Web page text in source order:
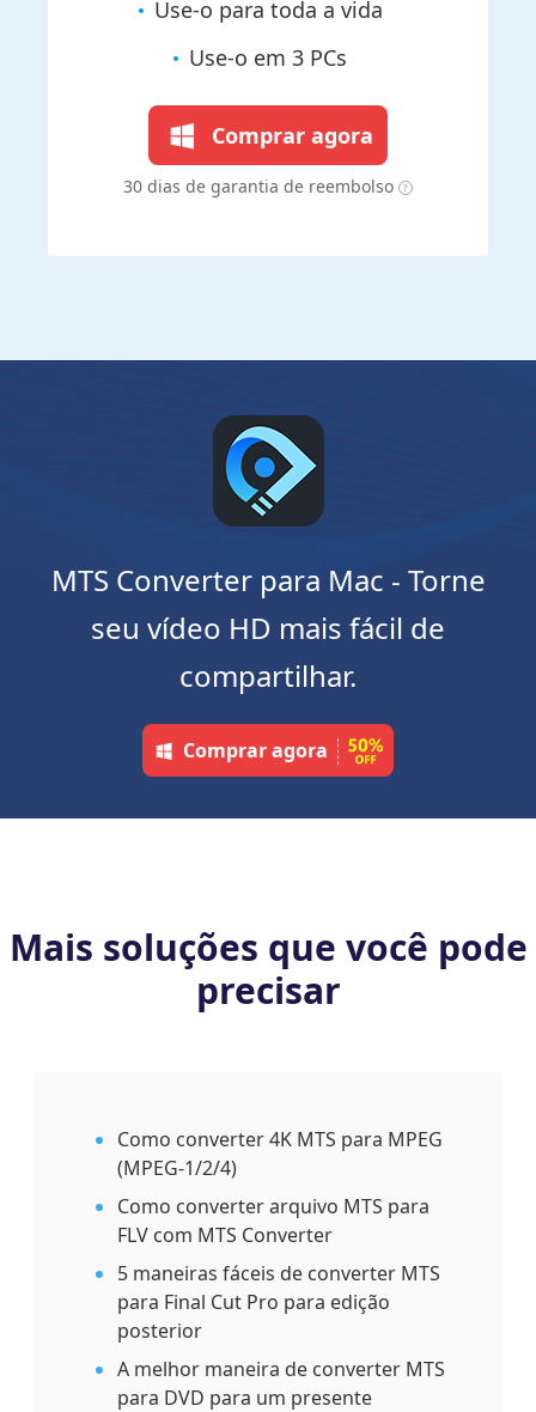
Use-o para toda a vida
Use-o em 3 PCs
Comprar agora
30 dias de garantia de reembolso
MTS Converter para Mac - Torne
seu vídeo HD mais fácil de
compartilhar.
Comprar agora
Mais soluções que você pode
precisar
Como converter 4K MTS para MPEG
(MPEG-1/2/4)
Como converter arquivo MTS para
FLV com MTS Converter
5 maneiras fáceis de converter MTS
para Final Cut Pro para edição
posterior
A melhor maneira de converter MTS
para DVD para um presente